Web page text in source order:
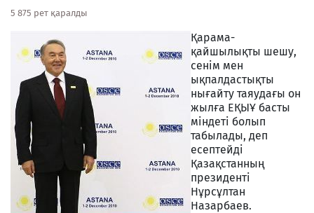
5 875 рет қаралды
Қарама-
қайшылықты шешу,
сенім мен
ықпалдастықты
нығайту таяудағы он
жылға ЕҚЫҰ басты
міндеті болып
табылады, деп
есептейді
Қазақстанның
президенті
Нұрсұлтан
Назарбаев.